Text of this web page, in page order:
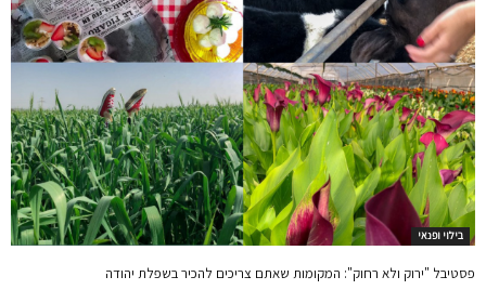
בילוי ופנאי
פסטיבל "ירוק ולא רחוק": המקומות שאתם צריכים להכיר בשפלת יהודה